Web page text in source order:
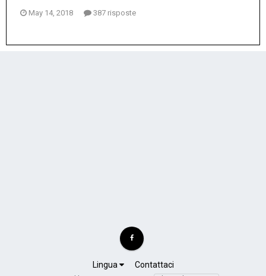
May 14, 2018 387 risposte
Lingua Contattaci